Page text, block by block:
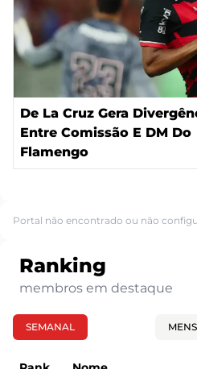
De La Cruz Gera
Entre Comissão E DM Do
Flamengo
Portal não encontrado ou não
Ranking
membros em destaque
SEMANAL